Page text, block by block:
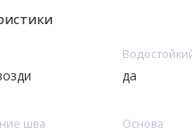
да
шва Основа